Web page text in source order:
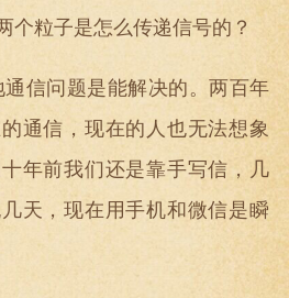
个粒子是怎么传递信号的？
信问题是能解决的。两百年
通信，现在的人也无法想象
年前我们还是靠手写信，几
天，现在用手机和微信是瞬